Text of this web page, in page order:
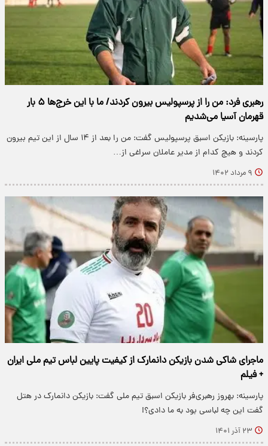
رهبری فرد: من را از پرسپولیس بیرون کردند/ ما با این خرج‌ها ۵ بار
قهرمان آسیا می‌شدیم
پارسینه: بازیکن اسبق پرسپولیس گفت: من را بعد از ۱۴ سال از این تیم بیرون
کردند و هیچ کدام از مدیر عاملان سراغی از…
۹ مرداد ۱۴۰۲
ماجرای شاکی شدن بازیکن دانمارک از کیفیت پایین لباس تیم ملی ایران
+ فیلم
پارسینه: بهروز رهبری‌فر بازیکن اسبق تیم ملی گفت: بازیکن دانمارک در هتل
گفت این چه لباسی بود به ما دادی؟!
۲۳ آذر ۱۴۰۱